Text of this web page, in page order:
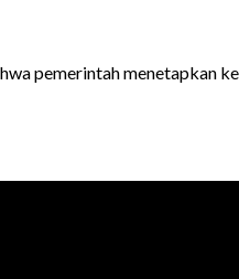
pemerintah menetapkan